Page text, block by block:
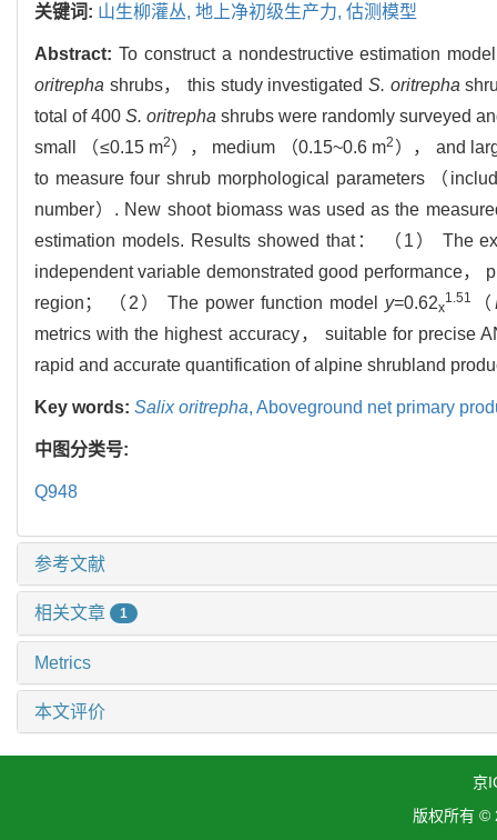
关键词: 山生柳灌丛, 地上净初级生产力, 估测模型
Abstract: To construct a nondestructive estimation
oritrepha shrubs， this study investigated S. oritrepha
total of 400 S. oritrepha shrubs were randomly surveyed
small （≤0.15 m2）， medium （0.15~0.6 m2 ）， and
to measure four shrub morphological parameters （
number）. New shoot biomass was used as the
estimation models. Results showed that： （1） The
independent variable demonstrated good performance，
region； （2） The power function model y=0.62x
1.51 （
metrics with the highest accuracy， suitable for precise
rapid and accurate quantification of alpine shrubland
Key words: Salix oritrepha, Aboveground net primary
中图分类号:
Q948
参考文献
相关文章 1
Metrics
本文评价
京
版权所有 ©